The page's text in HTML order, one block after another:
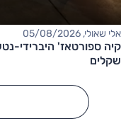
אלי שאולי, 05/08/2026
שקלים